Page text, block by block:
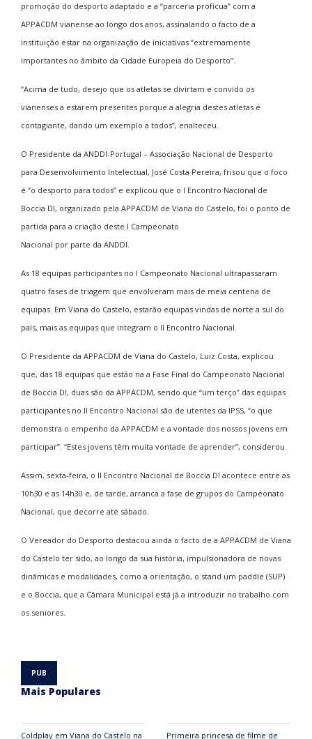
promoção do desporto adaptado e a “parceria profícua” com a
APPACDM vianense ao longo dos anos, assinalando o facto de a
instituição estar na organização de iniciativas “extremamente
importantes no âmbito da Cidade Europeia do Desporto”.
“Acima de tudo, desejo que os atletas se divirtam e convido os
vianenses a estarem presentes porque a alegria destes atletas é
contagiante, dando um exemplo a todos”, enalteceu.
O Presidente da ANDDI-Portugal – Associação Nacional de Desporto
para Desenvolvimento Intelectual, José Costa Pereira, frisou que o foco
é “o desporto para todos” e explicou que o I Encontro Nacional de
Boccia DI, organizado pela APPACDM de Viana do Castelo, foi o ponto de
partida para a criação deste I Campeonato
Nacional por parte da ANDDI.
As 18 equipas participantes no I Campeonato Nacional ultrapassaram
quatro fases de triagem que envolveram mais de meia centena de
equipas. Em Viana do Castelo, estarão equipas vindas de norte a sul do
país, mais as equipas que integram o II Encontro Nacional.
O Presidente da APPACDM de Viana do Castelo, Luiz Costa, explicou
que, das 18 equipas que estão na a Fase Final do Campeonato Nacional
de Boccia DI, duas são da APPACDM, sendo que “um terço” das equipas
participantes no II Encontro Nacional são de utentes da IPSS, “o que
demonstra o empenho da APPACDM e a vontade dos nossos jovens em
participar”. “Estes jovens têm muita vontade de aprender”, considerou.
Assim, sexta-feira, o II Encontro Nacional de Boccia DI acontece entre as
10h30 e as 14h30 e, de tarde, arranca a fase de grupos do Campeonato
Nacional, que decorre até sábado.
O Vereador do Desporto destacou ainda o facto de a APPACDM de Viana
do Castelo ter sido, ao longo da sua história, impulsionadora de novas
dinâmicas e modalidades, como a orientação, o stand um paddle (SUP)
e o Boccia, que a Câmara Municipal está já a introduzir no trabalho com
os seniores.
Mais Populares
Coldplay em Viana do Castelo na Primeira princesa de filme de